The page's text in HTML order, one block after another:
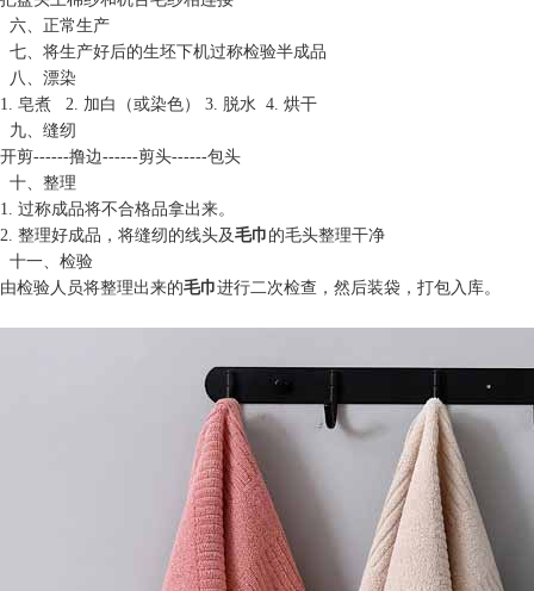
六、正常生产
七、将生产好后的生坯下机过称检验半成品
八、漂染
1. 皂煮 2. 加白（或染色） 3. 脱水 4. 烘干
九、缝纫
开剪------撸边------剪头------包头
十、整理
1. 过称成品将不合格品拿出来。
2. 整理好成品，将缝纫的线头及毛巾 的毛头整理干净
十一、检验
由检验人员将整理出来的毛巾进行二次检查，然后装袋，打包入库。